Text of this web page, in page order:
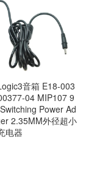
音箱 E18-003
04 MIP107 9
Power Ad
2.35MM外径超小
电器